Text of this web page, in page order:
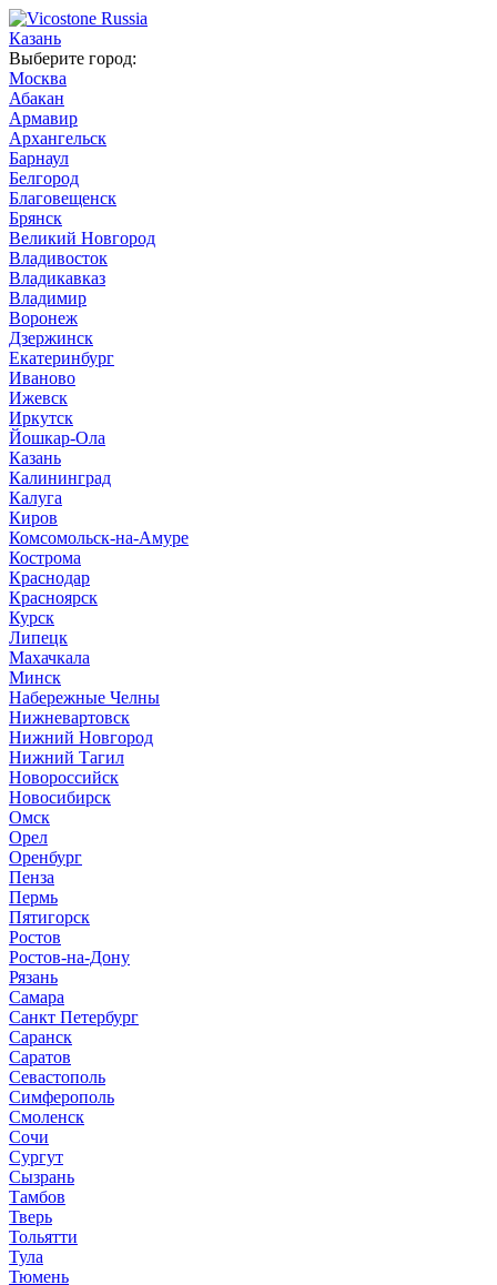
Казань
Выберите город:
Москва
Абакан
Армавир
Архангельск
Барнаул
Белгород
Благовещенск
Брянск
Великий Новгород
Владивосток
Владикавказ
Владимир
Воронеж
Дзержинск
Екатеринбург
Иваново
Ижевск
Иркутск
Йошкар-Ола
Казань
Калининград
Калуга
Киров
Комсомольск-на-Амуре
Кострома
Краснодар
Красноярск
Курск
Липецк
Махачкала
Минск
Набережные Челны
Нижневартовск
Нижний Новгород
Нижний Тагил
Новороссийск
Новосибирск
Омск
Орел
Оренбург
Пенза
Пермь
Пятигорск
Ростов
Ростов-на-Дону
Рязань
Самара
Санкт Петербург
Саранск
Саратов
Севастополь
Симферополь
Смоленск
Сочи
Сургут
Сызрань
Тамбов
Тверь
Тольятти
Тула
Тюмень